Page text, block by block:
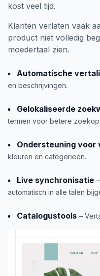
kost veel tijd.
Klanten verlaten vaak
product niet volledig
moedertaal zien.
Automatische
en beschrijvingen.
Gelokaliseerde
termen voor betere
Ondersteuning voor
kleuren en categorieën.
Live synchronisatie
automatisch in alle talen
Catalogustools –